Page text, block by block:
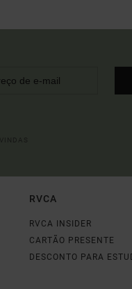
RVCA
RVCA INSIDER
CARTÃO PRESENTE
DESCONTO PARA